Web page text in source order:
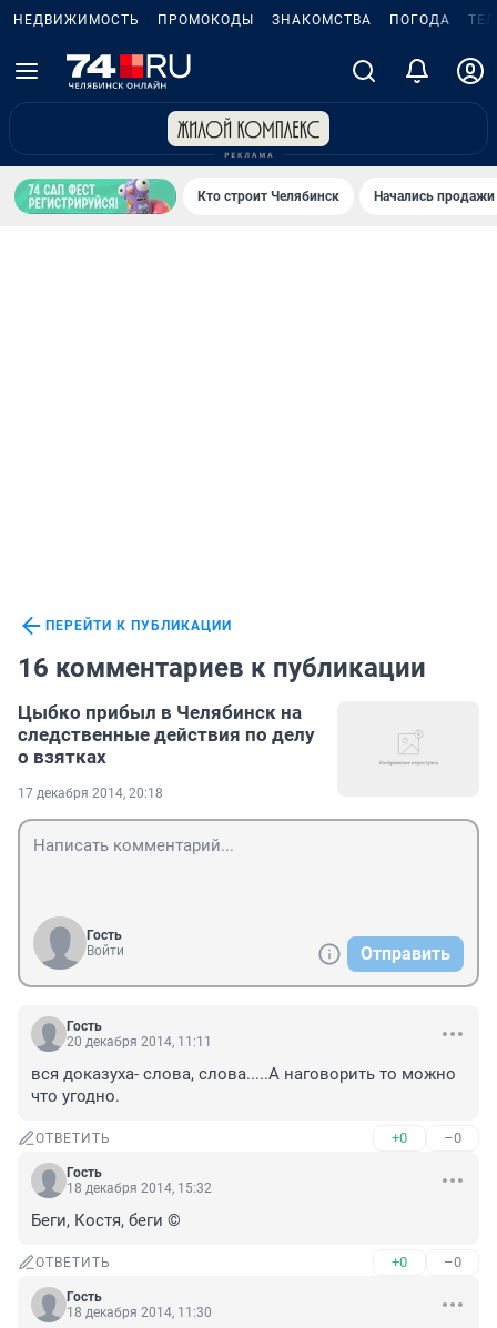
НЕДВИЖИМОСТЬ ПРОМОКОДЫ ЗНАКОМСТВА ПОГОДА
Кто строит Челябинск Начались продажи
ПЕРЕЙТИ К ПУБЛИКАЦИИ
16 комментариев к публикации
Цыбко прибыл в Челябинск на
следственные действия по делу
о взятках
17 декабря 2014, 20:18
Гость
Войти
Отправить
Гость
20 декабря 2014, 11:11
вся доказуха- слова, слова.....А наговорить то можно
что угодно.
ОТВЕТИТЬ +0 –0
Гость
18 декабря 2014, 15:32
Беги, Костя, беги ©
ОТВЕТИТЬ +0 –0
Гость
18 декабря 2014, 11:30